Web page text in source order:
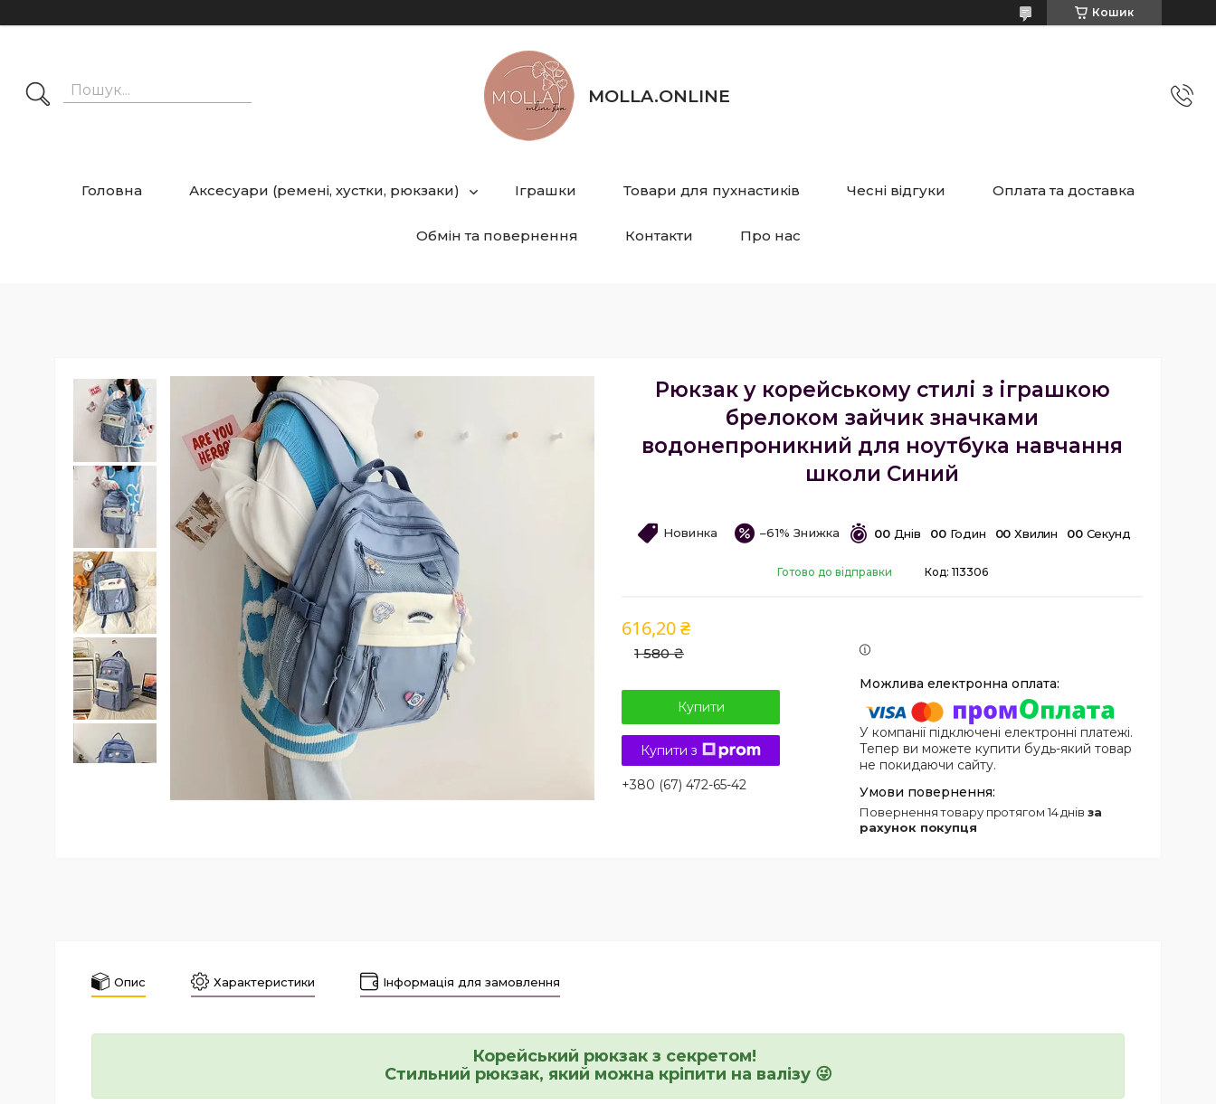
Кошик
MOLLA.ONLINE
Головна Аксесуари (ремені, хустки, рюкзаки) Іграшки Товари для пухнастиків Чесні відгуки Оплата та доставка
Обмін та повернення Контакти Про нас
Рюкзак у корейському стилі з іграшкою
брелоком зайчик значками
водонепроникний для ноутбука навчання
школи Синий
Новинка –61% 00 Днів 00 Годин 00 Хвилин 00 Секунд
Готово до відправки Код: 113306
1 580 ₴
616,20 ₴
Купити
Купити з
+380 (67) 472-65-42
У компанії підключені електронні платежі.
Тепер ви можете купити будь-який товар
не покидаючи сайту.
повернення товару протягом 14 днів за
рахунок покупця
Опис Характеристики Інформація для замовлення
⠀Корейський рюкзак з секретом!
Стильний рюкзак, який можна кріпити на валізу 😜